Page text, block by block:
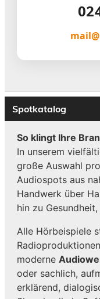
Spotkatalog
So klingt Ihre
In unserem
große Auswahl
Audiospots aus
Handwerk über
hin zu
Alle Hörbeispiele
moderne
oder sachlich,
erklärend,